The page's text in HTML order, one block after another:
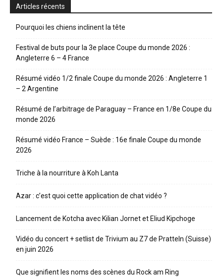
Articles récents
Pourquoi les chiens inclinent la tête
Festival de buts pour la 3e place Coupe du monde 2026 :
Angleterre 6 – 4 France
Résumé vidéo 1/2 finale Coupe du monde 2026 : Angleterre 1
– 2 Argentine
Résumé de l’arbitrage de Paraguay – France en 1/8e Coupe du
monde 2026
Résumé vidéo France – Suède : 16e finale Coupe du monde
2026
Triche à la nourriture à Koh Lanta
Azar : c’est quoi cette application de chat vidéo ?
Lancement de Kotcha avec Kilian Jornet et Eliud Kipchoge
Vidéo du concert + setlist de Trivium au Z7 de Pratteln (Suisse)
en juin 2026
Que signifient les noms des scènes du Rock am Ring